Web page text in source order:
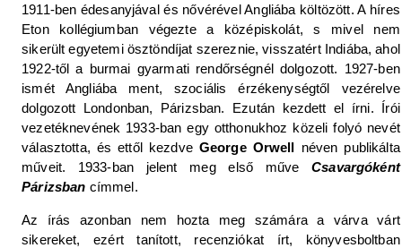
1911-ben édesanyjával és nővérével Angliába költözött. A híres
Eton kollégiumban végezte a középiskolát, s mivel nem
sikerült egyetemi ösztöndíjat szereznie, visszatért Indiába, ahol
1922-től a burmai gyarmati rendőrségnél dolgozott. 1927-ben
ismét Angliába ment, szociális érzékenységtől vezérelve
dolgozott Londonban, Párizsban. Ezután kezdett el írni. Írói
vezetéknevének 1933-ban egy otthonukhoz közeli folyó nevét
választotta, és ettől kezdve George Orwell néven publikálta
műveit. 1933-ban jelent meg első műveCsavargóként
Párizsban címmel.
Az írás azonban nem hozta meg számára a várva várt
sikereket, ezért tanított, recenziókat írt, könyvesboltban